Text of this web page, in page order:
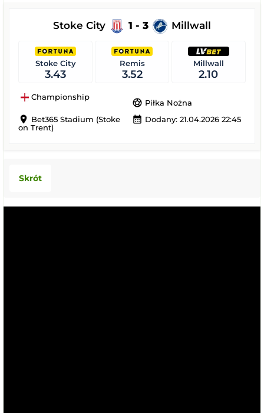
Stoke City 1 - 3 Millwall
Stoke City
3.43
Remis
3.52
Millwall
2.10
Championship
sports_soccer Piłka Nożna
location_on Bet365 Stadium (Stoke
on Trent)
calendar_month Dodany: 21.04.2026 22:45
Skrót